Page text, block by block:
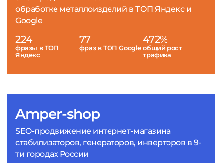
Amper-shop
SEO-продвижение интернет-магазина
стабилизаторов, генераторов, инверторов в 9-
ти городах России
обработке металлоизделий в ТОП Яндекс и
Google
224
фразы в ТОП
Яндекс
77
фраз в ТОП Google
472%
общий рост
трафика